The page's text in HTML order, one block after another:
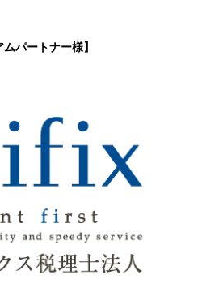
ムパートナー様】